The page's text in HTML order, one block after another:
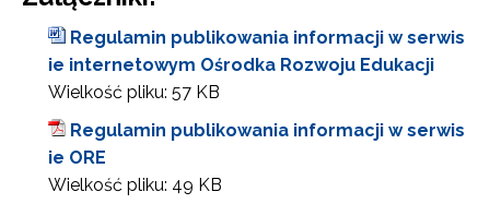
Regulamin publikowania informacji w serwis
ie internetowym Ośrodka Rozwoju Edukacji
Wielkość pliku: 57 KB
Regulamin publikowania informacji w serwis
ie ORE
Wielkość pliku: 49 KB